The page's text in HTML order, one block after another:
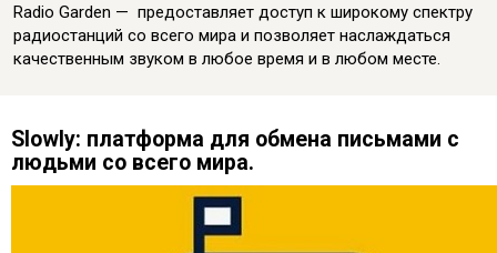
Radio Garden — предоставляет доступ к широкому спектру
радиостанций со всего мира и позволяет наслаждаться
качественным звуком в любое время и в любом месте.
Slowly: платформа для обмена письмами с
людьми со всего мира.